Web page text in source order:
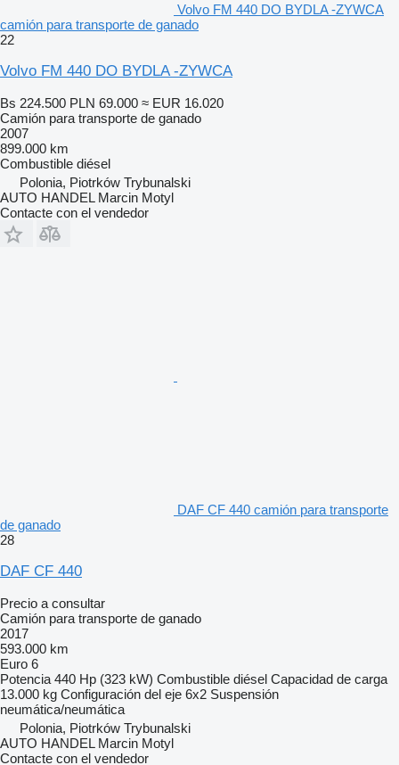
Volvo FM 440 DO BYDLA -ZYWCA
camión para transporte de ganado
22
Volvo FM 440 DO BYDLA -ZYWCA
Bs 224.500 PLN 69.000 ≈ EUR 16.020
Camión para transporte de ganado
2007
899.000 km
Combustible diésel
Polonia, Piotrków Trybunalski
AUTO HANDEL Marcin Motyl
Contacte con el vendedor
DAF CF 440 camión para transporte
de ganado
28
DAF CF 440
Precio a consultar
Camión para transporte de ganado
2017
593.000 km
Euro 6
Potencia 440 Hp (323 kW) Combustible diésel Capacidad de carga
13.000 kg Configuración del eje 6x2 Suspensión
neumática/neumática
Polonia, Piotrków Trybunalski
AUTO HANDEL Marcin Motyl
Contacte con el vendedor